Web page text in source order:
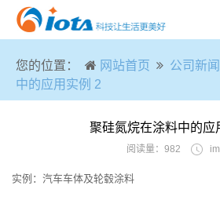
您的位置： 网站首页 公司新闻
中的应用实例 2
聚硅氮烷在涂料中的应
阅读量：982
实例：汽车车体及轮毂涂料